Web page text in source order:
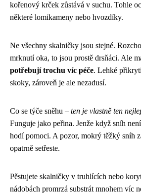
kořenový krček zůstává v suchu. Tohle
některé lomikameny nebo hvozdíky.
Ne všechny skalničky jsou stejné.
mrknutí oka, to jsou prostě drsňáci. Ale
potřebují trochu víc péče. Lehké
skoky, zároveň je ale nezadusí.
Co se týče sněhu – ten je vlastně ten
Funguje jako peřina. Jenže když sníh
hodí pomoci. A pozor, mokrý těžký sníh
opatrně setřeste.
Pěstujete skalničky v truhlících nebo
nádobách promrzá substrát mnohem víc